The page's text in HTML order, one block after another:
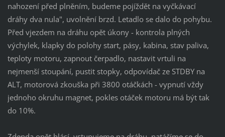
nahození před plněním, budeme pojíždět na vyčkávací
dráhy dva nula", uvolnění brzd. Letadlo se dalo do pohybu.
Před vjezdem na dráhu opět úkony - kontrola plných
výchylek, klapky do polohy start, pásy, kabina, stav paliva,
teploty motoru, zapnout čerpadlo, nastavit vrtuli na
nejmenší stoupání, pustit stopky, odpovídač ze STDBY na
ALT, motorová zkouška při 3800 otáčkách - vypnutí vždy
jednoho okruhu magnet, pokles otáček motoru má být tak
do 10%.